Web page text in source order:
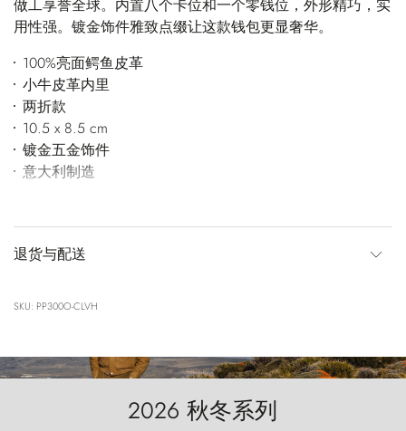
做工享誉全球。内置八个卡位和一个零钱位，外形精巧，实
用性强。镀金饰件雅致点缀让这款钱包更显奢华。
100%亮面鳄鱼皮革
小牛皮革内里
两折款
10.5 x 8.5 cm
镀金五金饰件
意大利制造
退货与配送
SKU: PP300O-CLVH
2026 秋冬系列